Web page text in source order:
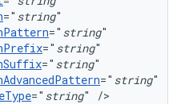
=" string
=" string
=" string
=" string
=" string
=" string" />